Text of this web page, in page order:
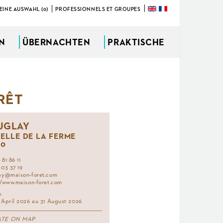
AUSWAHL (0) PROFESSIONNELS ET GROUPES
ÜBERNACHTEN PRAKTISCHE
DE LA FERME
86 11
37 19
foret.com
foret.com
April 2026 au 31 August 2026
ON MAP